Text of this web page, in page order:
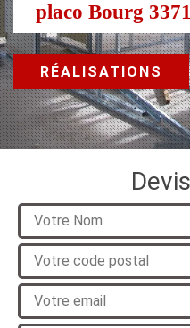
placo Bourg
RÉALISATIONS